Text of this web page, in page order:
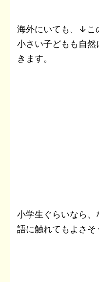
海外にいても、↓こ
小さい子どもも自
きます。
小学生ぐらいなら
語に触れてもよさ